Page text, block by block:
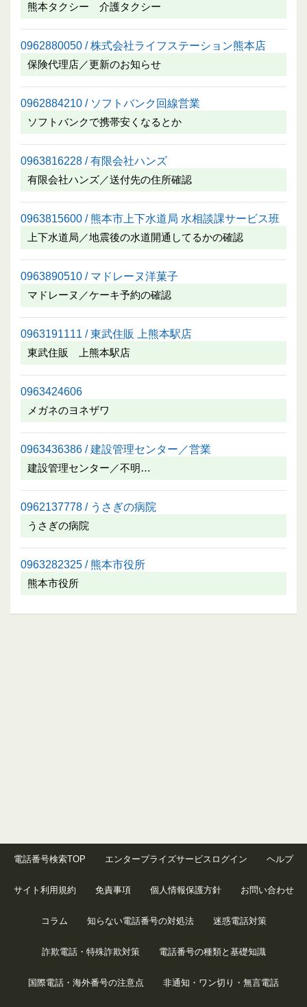
熊本タクシー 介護タクシー
0962880050 / 株式会社ライフステーション熊本店
保険代理店／更新のお知らせ
0962884210 / ソフトバンク回線営業
ソフトバンクで携帯安くなるとか
0963816228 / 有限会社ハンズ
有限会社ハンズ／送付先の住所確認
0963815600 / 熊本市上下水道局 水相談課サービス班
上下水道局／地震後の水道開通してるかの確認
0963890510 / マドレーヌ洋菓子
マドレーヌ／ケーキ予約の確認
0963191111 / 東武住販 上熊本駅店
東武住販 上熊本駅店
0963424606
メガネのヨネザワ
0963436386 / 建設管理センター／営業
建設管理センター／不明…
0962137778 / うさぎの病院
うさぎの病院
0963282325 / 熊本市役所
熊本市役所
電話番号検索TOP エンタープライズサービスログイン ヘルプ
サイト利用規約 免責事項 個人情報保護方針 お問い合わせ
コラム 知らない電話番号の対処法 迷惑電話対策
詐欺電話・特殊詐欺対策 電話番号の種類と基礎知識
国際電話・海外番号の注意点 非通知・ワン切り・無言電話